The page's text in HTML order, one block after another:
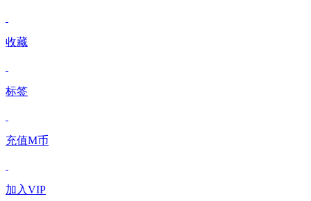
收藏
标签
充值M币
加入VIP